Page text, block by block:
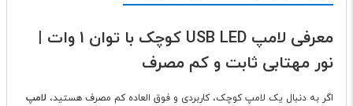
معرفی لامپ USB LED کوچک با توان 1 وات |
نور مهتابی ثابت و کم مصرف
اگر به دنبال یک لامپ کوچک، کاربردی و فوق العاده کم مصرف هستید، لامپ